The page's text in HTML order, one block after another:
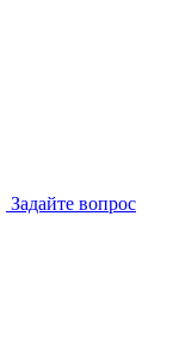
Задайте вопрос